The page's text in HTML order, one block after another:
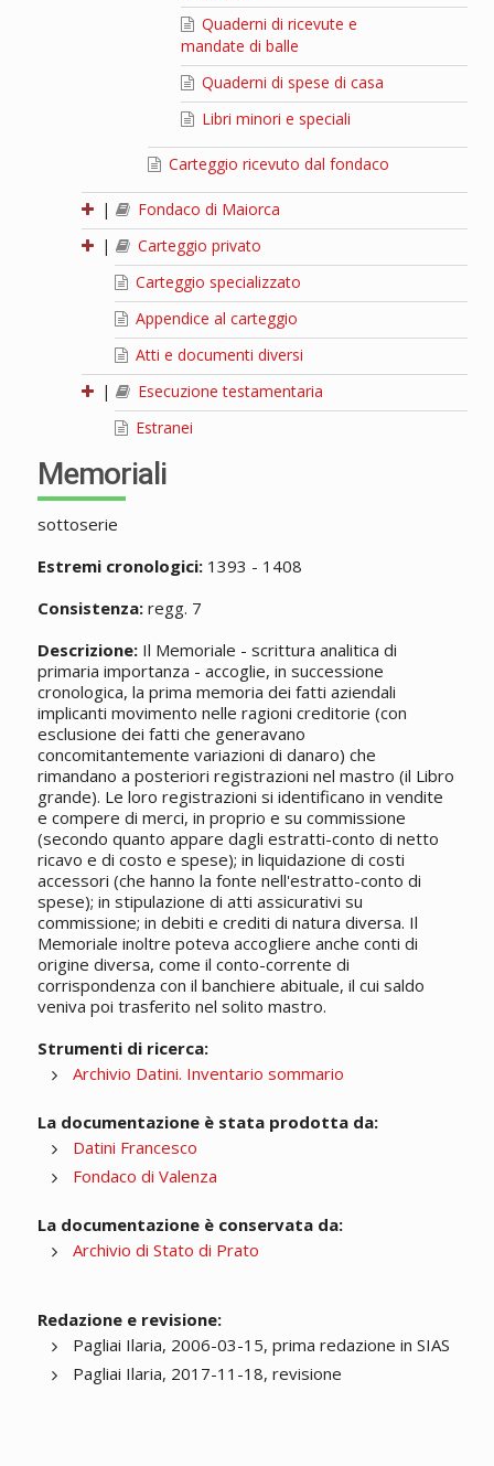
Quaderni di ricevute e
mandate di balle
Quaderni di spese di casa
Libri minori e speciali
Carteggio ricevuto dal fondaco
|
Fondaco di Maiorca
|
Carteggio privato
Carteggio specializzato
Appendice al carteggio
Atti e documenti diversi
|
Esecuzione testamentaria
Estranei
Memoriali
sottoserie
Estremi cronologici:1393 - 1408
Consistenza:regg. 7
Descrizione:Il Memoriale - scrittura analitica di
primaria importanza - accoglie, in successione
cronologica, la prima memoria dei fatti aziendali
implicanti movimento nelle ragioni creditorie (con
esclusione dei fatti che generavano
concomitantemente variazioni di danaro) che
rimandano a posteriori registrazioni nel mastro (il Libro
grande). Le loro registrazioni si identificano in vendite
e compere di merci, in proprio e su commissione
(secondo quanto appare dagli estratti-conto di netto
ricavo e di costo e spese); in liquidazione di costi
accessori (che hanno la fonte nell'estratto-conto di
spese); in stipulazione di atti assicurativi su
commissione; in debiti e crediti di natura diversa. Il
Memoriale inoltre poteva accogliere anche conti di
origine diversa, come il conto-corrente di
corrispondenza con il banchiere abituale, il cui saldo
veniva poi trasferito nel solito mastro.
Strumenti di ricerca:
Archivio Datini. Inventario sommario
La documentazione è stata prodotta da:
Datini Francesco
Fondaco di Valenza
La documentazione è conservata da:
Archivio di Stato di Prato
Redazione e revisione:
Pagliai Ilaria, 2006-03-15, prima redazione in SIAS
Pagliai Ilaria, 2017-11-18, revisione